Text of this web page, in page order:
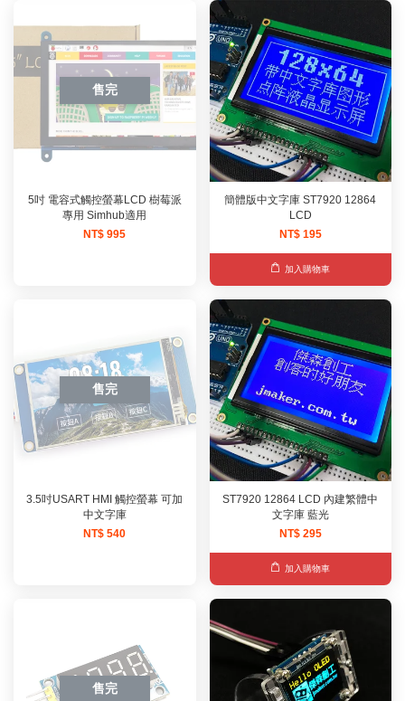
售完
5吋 電容式觸控螢幕LCD 樹莓派
專用 Simhub適用
NT$ 995
簡體版中文字庫 ST7920 12864
LCD
NT$ 195
加入購物車
售完
3.5吋USART HMI 觸控螢幕 可加
中文字庫
NT$ 540
ST7920 12864 LCD 內建繁體中
文字庫 藍光
NT$ 295
加入購物車
售完